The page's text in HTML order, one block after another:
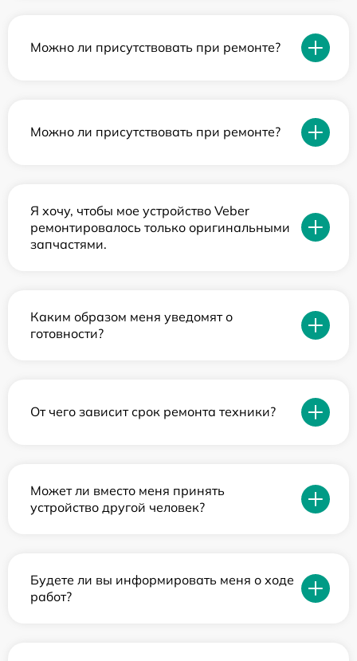
Можно ли присутствовать при ремонте?
Можно ли присутствовать при ремонте?
Я хочу, чтобы мое устройство Veber
ремонтировалось только оригинальными
запчастями.
Каким образом меня уведомят о
готовности?
От чего зависит срок ремонта техники?
Может ли вместо меня принять
устройство другой человек?
Будете ли вы информировать меня о ходе
работ?